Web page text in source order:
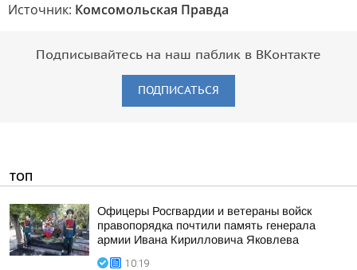
Источник: Комсомольская Правда
Подписывайтесь на наш паблик в ВКонтакте
ПОДПИСАТЬСЯ
ТОП
Офицеры Росгвардии и ветераны войск
правопорядка почтили память генерала
армии Ивана Кирилловича Яковлева
10:19